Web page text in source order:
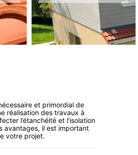
et primordial de
réalisation des travaux à
l’étanchéité et l’isolation
avantages, il est important
votre projet.